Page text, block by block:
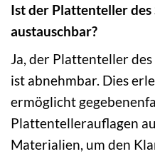
Ist der Plattenteller des
austauschbar?
Ja, der Plattenteller des
ist abnehmbar. Dies
ermöglicht
Plattentellerauflagen
Materialien, um den